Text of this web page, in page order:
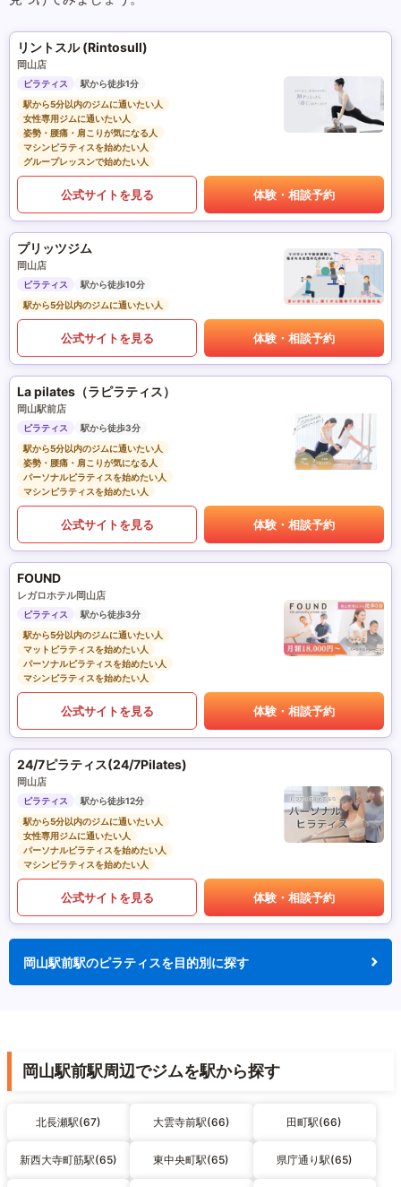
リントスル (Rintosull)
岡山店
ピラティス
駅から徒歩1分
駅から5分以内のジムに通いたい人
女性専用ジムに通いたい人
姿勢・腰痛・肩こりが気になる人
マシンピラティスを始めたい人
グループレッスンで始めたい人
公式サイトを見る 体験・相談予約
プリッツジム
岡山店
ピラティス
駅から徒歩10分
駅から5分以内のジムに通いたい人
公式サイトを見る 体験・相談予約
La pilates（ラピラティス）
岡山駅前店
ピラティス
駅から徒歩3分
駅から5分以内のジムに通いたい人
姿勢・腰痛・肩こりが気になる人
パーソナルピラティスを始めたい人
マシンピラティスを始めたい人
公式サイトを見る 体験・相談予約
FOUND
レガロホテル岡山店
ピラティス
駅から徒歩3分
駅から5分以内のジムに通いたい人
マットピラティスを始めたい人
パーソナルピラティスを始めたい人
マシンピラティスを始めたい人
公式サイトを見る 体験・相談予約
24/7ピラティス(24/7Pilates)
岡山店
ピラティス
駅から徒歩12分
駅から5分以内のジムに通いたい人
女性専用ジムに通いたい人
パーソナルピラティスを始めたい人
マシンピラティスを始めたい人
公式サイトを見る 体験・相談予約
岡山駅前駅のピラティスを目的別に探す
岡山駅前駅周辺でジムを駅から探す
北長瀬駅(67) 大雲寺前駅(66) 田町駅(66)
新西大寺町筋駅(65) 東中央町駅(65) 県庁通り駅(65)